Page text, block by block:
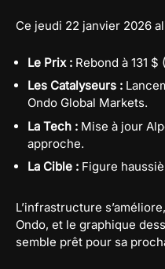
Ce jeudi 22 janvier 2026
Le Prix : Rebond à 131
Les Catalyseurs :
Ondo Global Markets.
La Tech : Mise à jour
approche.
La Cible : Figure
L’infrastructure
Ondo, et le graphique
semble prêt pour sa